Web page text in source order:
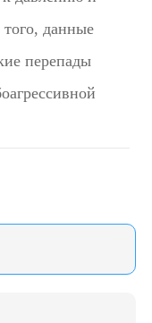
данные
перепады